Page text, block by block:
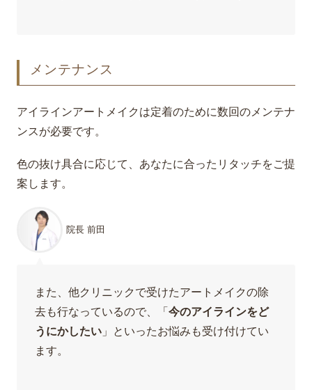
メンテナンス
アイラインアートメイクは定着のために数回のメンテナ
ンスが必要です。
色の抜け具合に応じて、あなたに合ったリタッチをご提
案します。
院長 前田
また、他クリニックで受けたアートメイクの除
去も行なっているので、「 今のアイラインをど
うにかしたい」といったお悩みも受け付けてい
ます。